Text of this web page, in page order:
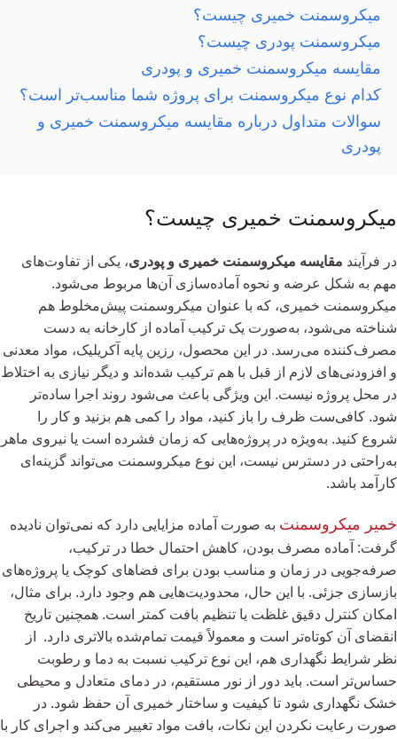
میکروسمنت خمیری چیست؟
میکروسمنت پودری چیست؟
مقایسه میکروسمنت خمیری و پودری
کدام نوع میکروسمنت برای پروژه شما مناسب‌تر است؟
سوالات متداول درباره مقایسه میکروسمنت خمیری و
پودری
میکروسمنت خمیری چیست؟
در فرآیند مقایسه میکروسمنت خمیری و پودری، یکی از تفاوت‌های
مهم به شکل عرضه و نحوه آماده‌سازی آن‌ها مربوط می‌شود.
میکروسمنت خمیری، که با عنوان میکروسمنت پیش‌مخلوط هم
شناخته می‌شود، به‌صورت یک ترکیب آماده از کارخانه به دست
مصرف‌کننده می‌رسد. در این محصول، رزین پایه آکریلیک، مواد معدنی
و افزودنی‌های لازم از قبل با هم ترکیب شده‌اند و دیگر نیازی به اختلاط
در محل پروژه نیست. این ویژگی باعث می‌شود روند اجرا ساده‌تر
شود. کافی‌ست ظرف را باز کنید، مواد را کمی هم بزنید و کار را
شروع کنید. به‌ویژه در پروژه‌هایی که زمان فشرده است یا نیروی ماهر
به‌راحتی در دسترس نیست، این نوع میکروسمنت می‌تواند گزینه‌ای
کارآمد باشد.
خمیر میکروسمنت به صورت آماده مزایایی دارد که نمی‌توان نادیده
گرفت: آماده مصرف بودن، کاهش احتمال خطا در ترکیب،
صرفه‌جویی در زمان و مناسب بودن برای فضاهای کوچک یا پروژه‌های
بازسازی جزئی. با این حال، محدودیت‌هایی هم وجود دارد. برای مثال،
امکان کنترل دقیق غلظت یا تنظیم بافت کمتر است. همچنین تاریخ
انقضای آن کوتاه‌تر است و معمولاً قیمت تمام‌شده بالاتری دارد. از
نظر شرایط نگهداری هم، این نوع ترکیب نسبت به دما و رطوبت
حساس‌تر است. باید دور از نور مستقیم، در دمای متعادل و محیطی
خشک نگهداری شود تا کیفیت و ساختار خمیری آن حفظ شود. در
صورت رعایت نکردن این نکات، بافت مواد تغییر می‌کند و اجرای کار با